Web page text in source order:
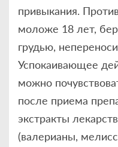
привыкания.
моложе 18 лет,
грудью,
Успокаивающее
можно
после приема
экстракты
(валерианы,